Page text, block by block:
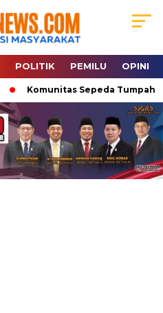
POLITIK PEMILU OPINI
Komunitas Sepeda Tumpah